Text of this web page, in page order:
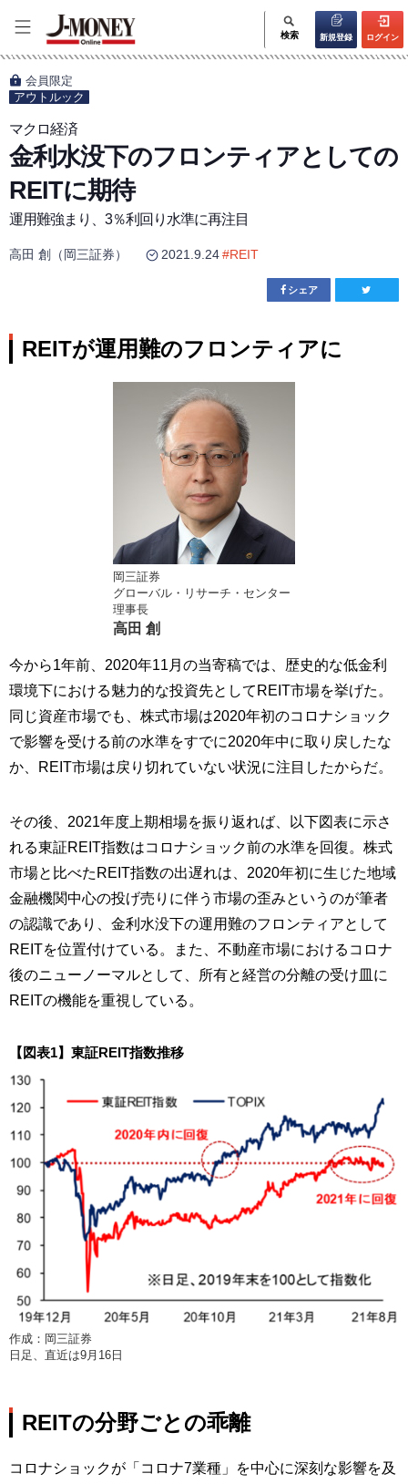
検索 新規登録 ログイン
会員限定
アウトルック
マクロ経済
金利水没下のフロンティアとしての
REITに期待
運用難強まり、3％利回り水準に再注目
高田 創（岡三証券） 2021.9.24#REIT
シェア
REITが運用難のフロンティアに
岡三証券
グローバル・リサーチ・センター
理事長
高田 創
今から1年前、2020年11月の当寄稿では、歴史的な低金利
環境下における魅力的な投資先としてREIT市場を挙げた。
同じ資産市場でも、株式市場は2020年初のコロナショック
で影響を受ける前の水準をすでに2020年中に取り戻したな
か、REIT市場は戻り切れていない状況に注目したからだ。
その後、2021年度上期相場を振り返れば、以下図表に示さ
れる東証REIT指数はコロナショック前の水準を回復。株式
市場と比べたREIT指数の出遅れは、2020年初に生じた地域
金融機関中心の投げ売りに伴う市場の歪みというのが筆者
の認識であり、金利水没下の運用難のフロンティアとして
REITを位置付けている。また、不動産市場におけるコロナ
後のニューノーマルとして、所有と経営の分離の受け皿に
REITの機能を重視している。
【図表1】東証REIT指数推移
作成：岡三証券
日足、直近は9月16日
REITの分野ごとの乖離
コロナショックが「コロナ7業種」を中心に深刻な影響を及